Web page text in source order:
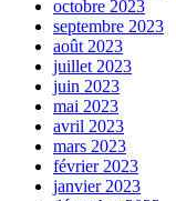
octobre 2023
septembre 2023
août 2023
juillet 2023
juin 2023
mai 2023
avril 2023
mars 2023
février 2023
janvier 2023